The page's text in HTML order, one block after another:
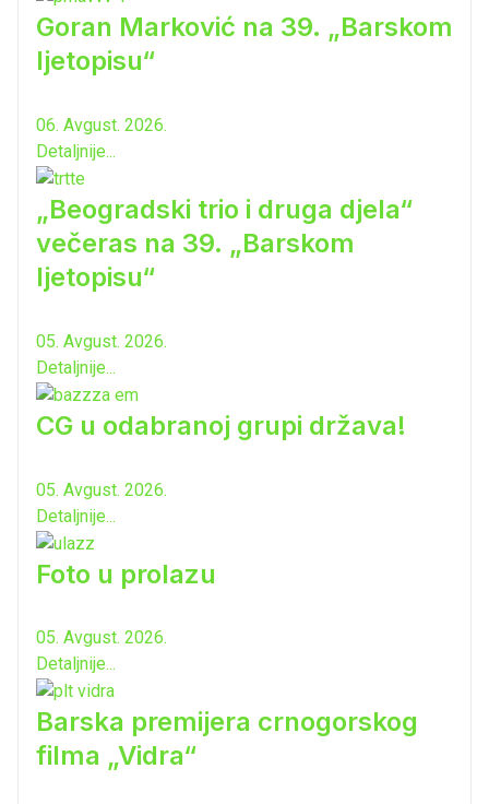
Goran Marković na 39. „Barskom
ljetopisu“
06. Avgust. 2026.
Detaljnije...
„Beogradski trio i druga djela“
večeras na 39. „Barskom
ljetopisu“
05. Avgust. 2026.
Detaljnije...
CG u odabranoj grupi država!
05. Avgust. 2026.
Detaljnije...
Foto u prolazu
05. Avgust. 2026.
Detaljnije...
Barska premijera crnogorskog
filma „Vidra“